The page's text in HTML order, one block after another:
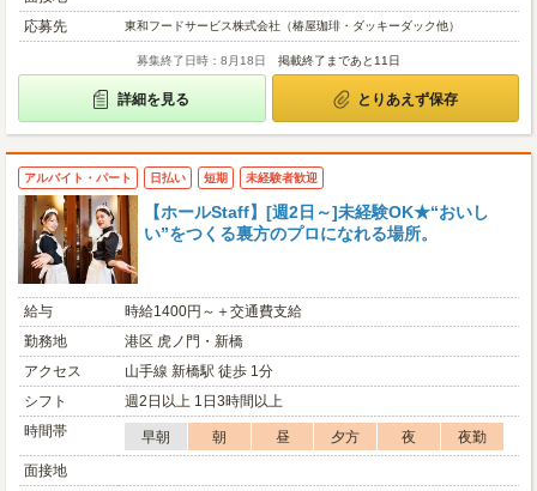
応募先
東和フードサービス株式会社（椿屋珈琲・ダッキーダック他）
募集終了日時：8月18日 掲載終了まであと11日
詳細を見る とりあえず保存
アルバイト・パート 日払い 短期 未経験者歓迎
【ホールStaff】[週2日～]未経験OK★“おいし
い”をつくる裏方のプロになれる場所。
給与
時給1400円～＋交通費支給
勤務地
港区 虎ノ門・新橋
アクセス
山手線 新橋駅 徒歩 1分
シフト
週2日以上 1日3時間以上
時間帯
早朝 朝 昼 夕方 夜
夜勤
面接地